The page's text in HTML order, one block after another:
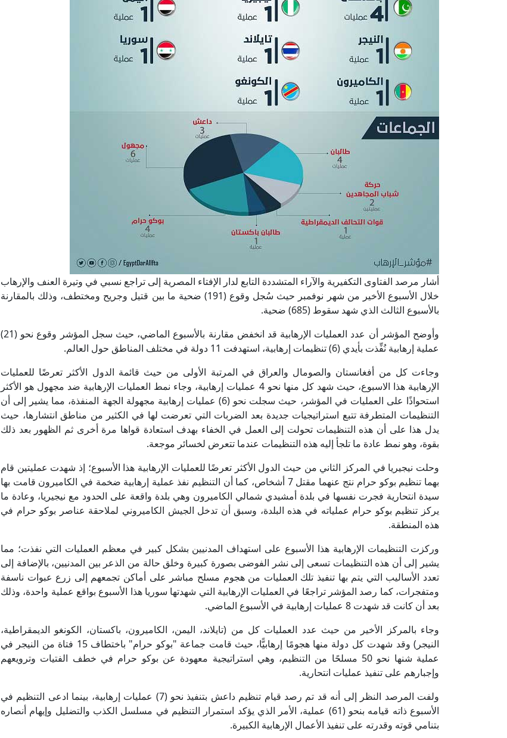
أشار مرصد الفتاوى التكفيرية والآراء المتشددة التابع لدار الإفتاء المصرية إلى تراجع نسبي في وتيرة العنف والإرهاب
خلال الأسبوع الأخير من شهر نوفمبر حيث سُجل وقوع (191) ضحية ما بين قتيل وجريح ومختطف، وذلك بالمقارنة
بالأسبوع الثالث الذي شهد سقوط (685) ضحية.
وأوضح المؤشر أن عدد العمليات الإرهابية قد انخفض مقارنة بالأسبوع الماضي، حيث سجل المؤشر وقوع نحو (21)
عملية إرهابية نُفِّذت بأيدي (6) تنظيمات إرهابية، استهدفت 11 دولة في مختلف المناطق حول العالم.
وجاءت كل من أفغانستان والصومال والعراق في المرتبة الأولى من حيث قائمة الدول الأكثر تعرضًا للعمليات
الإرهابية هذا الاسبوع، حيث شهد كل منها نحو 4 عمليات إرهابية، وجاء نمط العمليات الإرهابية ضد مجهول هو الأكثر
استحواذًا على العمليات في المؤشر، حيث سجلت نحو (6) عمليات إرهابية مجهولة الجهة المنفذة، مما يشير إلى أن
التنظيمات المتطرفة تتبع استراتيجيات جديدة بعد الضربات التي تعرضت لها في الكثير من مناطق انتشارها، حيث
يدل هذا على أن هذه التنظيمات تحولت إلى العمل في الخفاء بهدف استعادة قواها مرة أخرى ثم الظهور بعد ذلك
بقوة، وهو نمط عادة ما تلجأ إليه هذه التنظيمات عندما تتعرض لخسائر موجعة.
وحلت نيجيريا في المركز الثاني من حيث الدول الأكثر تعرضًا للعمليات الإرهابية هذا الأسبوع؛ إذ شهدت عمليتين قام
بهما تنظيم بوكو حرام نتج عنهما مقتل 7 أشخاص، كما أن التنظيم نفذ عملية إرهابية ضخمة في الكاميرون قامت بها
سيدة انتحارية فجرت نفسها في بلدة أمشيدي شمالي الكاميرون وهي بلدة واقعة على الحدود مع نيجيريا، وعادة ما
يركز تنظيم بوكو حرام عملياته في هذه البلدة، وسبق أن تدخل الجيش الكاميروني لملاحقة عناصر بوكو حرام في
هذه المنطقة.
وركزت التنظيمات الإرهابية هذا الأسبوع على استهداف المدنيين بشكل كبير في معظم العمليات التي نفذت؛ مما
يشير إلى أن هذه التنظيمات تسعى إلى نشر الفوضى بصورة كبيرة وخلق حالة من الذعر بين المدنيين، بالإضافة إلى
تعدد الأساليب التي يتم بها تنفيذ تلك العمليات من هجوم مسلح مباشر على أماكن تجمعهم إلى زرع عبوات ناسفة
ومتفجرات، كما رصد المؤشر تراجعًا في العمليات الإرهابية التي شهدتها سوريا هذا الأسبوع بواقع عملية واحدة، وذلك
بعد أن كانت قد شهدت 8 عمليات إرهابية في الأسبوع الماضي.
وجاء بالمركز الأخير من حيث عدد العمليات كل من (تايلاند، اليمن، الكاميرون، باكستان، الكونغو الديمقراطية،
النيجر) وقد شهدت كل دولة منها هجومًا إرهابيًّا، حيث قامت جماعة "بوكو حرام" باختطاف 15 فتاة من النيجر في
عملية شنها نحو 50 مسلحًا من التنظيم، وهي استراتيجية معهودة عن بوكو حرام في خطف الفتيات وترويعهم
وإجبارهم على تنفيذ عمليات انتحارية.
ولفت المرصد النظر إلى أنه قد تم رصد قيام تنظيم داعش بتنفيذ نحو (7) عمليات إرهابية، بينما ادعى التنظيم في
الأسبوع ذاته قيامه بنحو (61) عملية، الأمر الذي يؤكد استمرار التنظيم في مسلسل الكذب والتضليل وإيهام أنصاره
بتنامي قوته وقدرته على تنفيذ الأعمال الإرهابية الكبيرة.